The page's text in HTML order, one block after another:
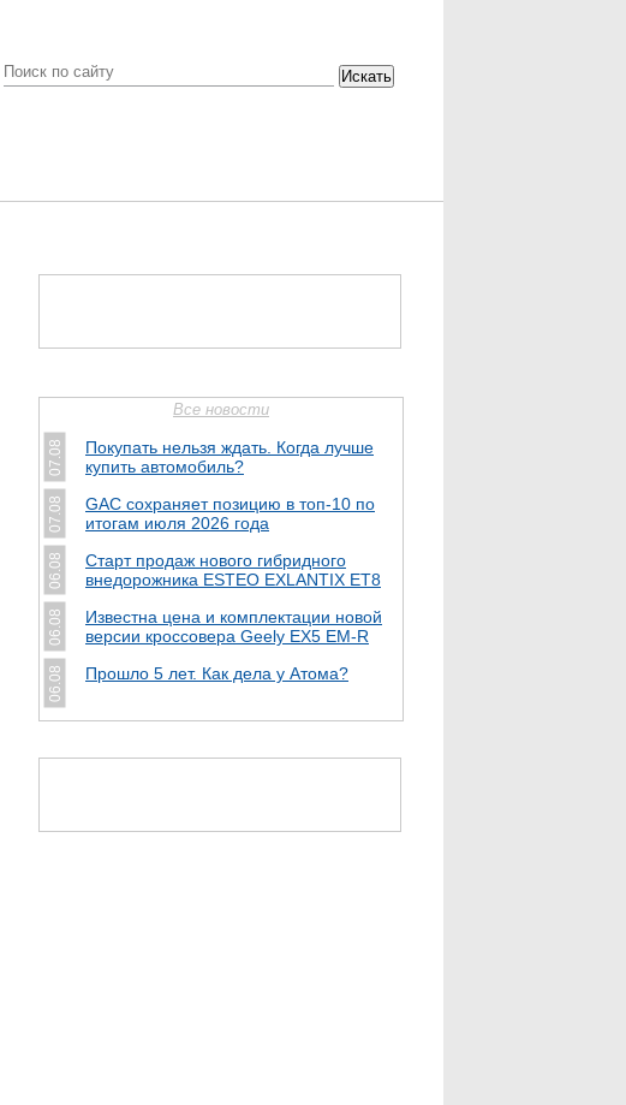
Искать
Все новости
07.08
Покупать нельзя ждать. Когда лучше
купить автомобиль?
07.08
GAC сохраняет позицию в топ-10 по
итогам июля 2026 года
06.08
Старт продаж нового гибридного
внедорожника ESTEO EXLANTIX ET8
06.08
Известна цена и комплектации новой
версии кроссовера Geely EX5 EM-R
06.08 Прошло 5 лет. Как дела у Атома?